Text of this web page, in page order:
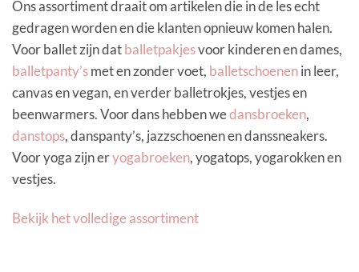
Ons assortiment draait om artikelen die in de les echt
gedragen worden en die klanten opnieuw komen halen.
Voor ballet zijn datballetpakjesvoor kinderen en dames,
balletpanty’smet en zonder voet, balletschoenenin leer,
canvas en vegan, en verder balletrokjes, vestjes en
beenwarmers. Voor dans hebben wedansbroeken,
danstops, danspanty’s, jazzschoenen en danssneakers.
Voor yoga zijn eryogabroeken, yogatops, yogarokken en
vestjes.
Bekijk het volledige assortiment